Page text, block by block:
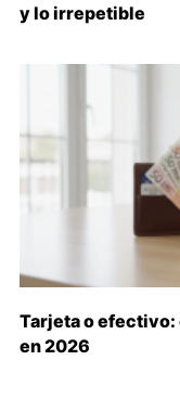
y lo irrepetible
Tarjeta o efectivo:
en 2026